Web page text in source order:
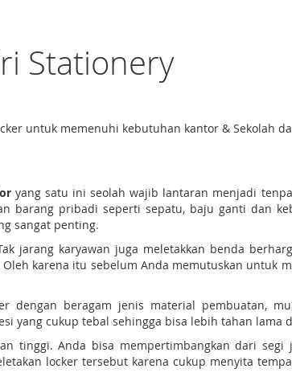
Stationery
untuk memenuhi kebutuhan kantor & Sekolah
yang satu ini seolah wajib lantaran menjadi
barang pribadi seperti sepatu, baju ganti dan
sangat penting.
jarang karyawan juga meletakkan benda
karena itu sebelum Anda memutuskan untuk
dengan beragam jenis material pembuatan,
yang cukup tebal sehingga bisa lebih tahan lama
tinggi. Anda bisa mempertimbangkan dari segi
locker tersebut karena cukup menyita